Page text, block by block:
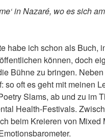
in Nazaré, wo es sich
habe ich schon als Buch,
können, doch
Bühne zu bringen.
so oft es geht mit meinen
Slams, ab und zu im
Health-Festivals.
beim Kreieren von